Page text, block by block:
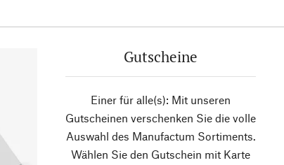
Gutscheine
Einer für alle(s): Mit unseren
Gutscheinen verschenken Sie die volle
Auswahl des Manufactum Sortiments.
Wählen Sie den Gutschein mit Karte